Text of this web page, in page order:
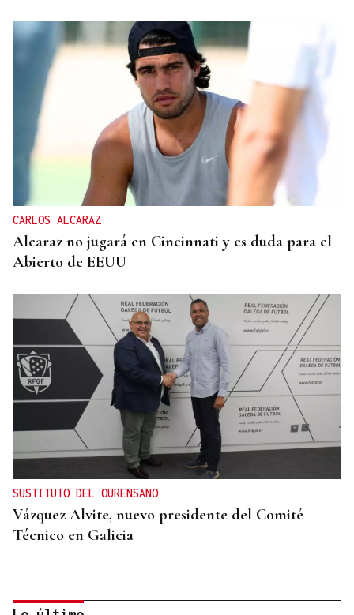
CARLOS ALCARAZ
Alcaraz no jugará en Cincinnati y es duda para el
Abierto de EEUU
SUSTITUTO DEL OURENSANO
Vázquez Alvite, nuevo presidente del Comité
Técnico en Galicia